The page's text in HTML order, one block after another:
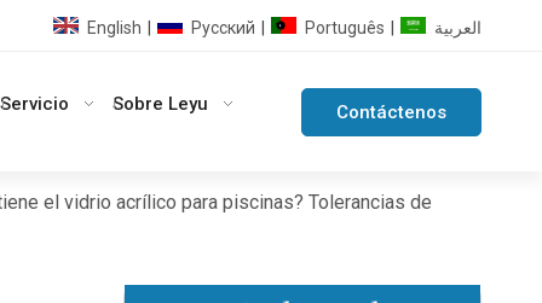
English Pусский Português العربية
Servicio Sobre Leyu Contáctenos
el vidrio acrílico para piscinas? Tolerancias de